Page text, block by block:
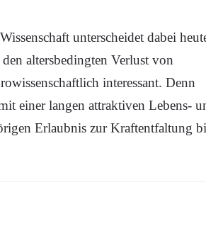
unterscheidet dabei
altersbedingten Verlust von
interessant. Denn
einer langen attraktiven Lebens-
Erlaubnis zur Kraftentfaltung